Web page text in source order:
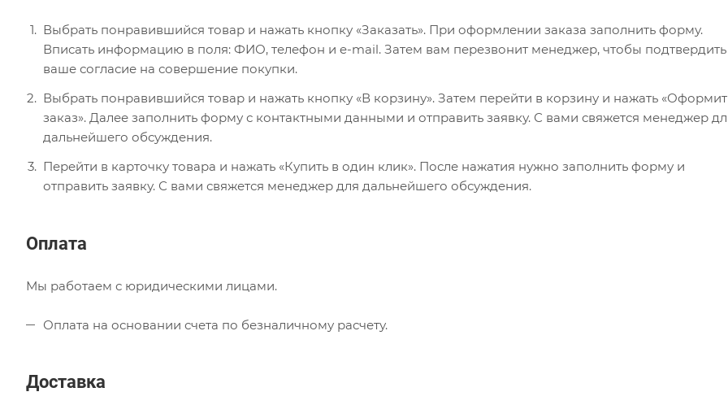
Выбрать понравившийся товар и нажать кнопку «Заказать». При оформлении заказа заполнить форму.
Вписать информацию в поля: ФИО, телефон и e-mail. Затем вам перезвонит менеджер, чтобы подтвердить
ваше согласие на совершение покупки.
Выбрать понравившийся товар и нажать кнопку «В корзину». Затем перейти в корзину и нажать
заказ». Далее заполнить форму с контактными данными и отправить заявку. С вами свяжется менеджер
дальнейшего обсуждения.
Перейти в карточку товара и нажать «Купить в один клик». После нажатия нужно заполнить форму и
отправить заявку. С вами свяжется менеджер для дальнейшего обсуждения.
Оплата
Мы работаем с юридическими лицами.
Оплата на основании счета по безналичному расчету.
Доставка